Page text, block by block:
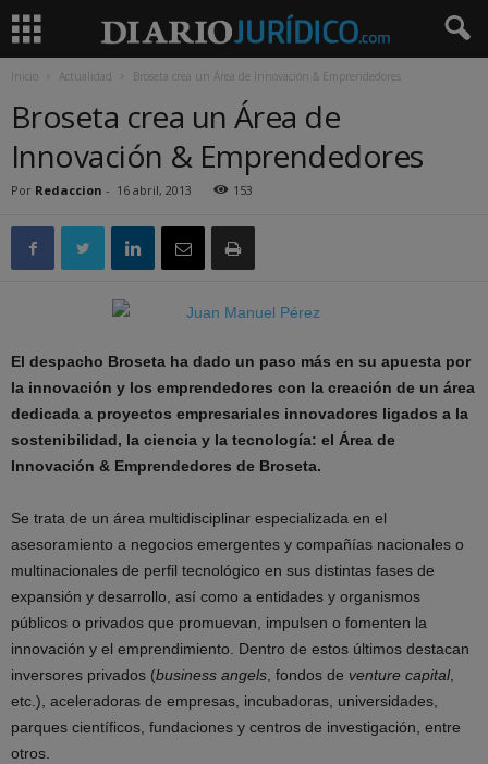
Inicio Actualidad Broseta crea un Área de Innovación & Emprendedores
Broseta crea un Área de
Innovación & Emprendedores
Por Redaccion - 16 abril, 2013 153
El despacho Broseta ha dado un paso más en su apuesta por
la innovación y los emprendedores con la creación de un área
dedicada a proyectos empresariales innovadores ligados a la
sostenibilidad, la ciencia y la tecnología: el Área de
Innovación & Emprendedores de Broseta.
Se trata de un área multidisciplinar especializada en el
asesoramiento a negocios emergentes y compañías nacionales o
multinacionales de perfil tecnológico en sus distintas fases de
expansión y desarrollo, así como a entidades y organismos
públicos o privados que promuevan, impulsen o fomenten la
innovación y el emprendimiento. Dentro de estos últimos destacan
inversores privados (business angels , fondos de venture capital,
etc.), aceleradoras de empresas, incubadoras, universidades,
parques científicos, fundaciones y centros de investigación, entre
otros.